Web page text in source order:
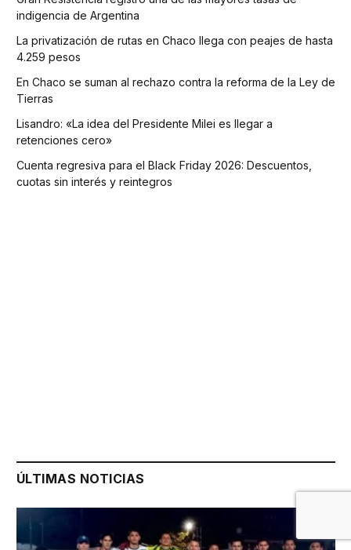
indigencia de Argentina
La privatización de rutas en Chaco llega con peajes de hasta
4.259 pesos
En Chaco se suman al rechazo contra la reforma de la Ley de
Tierras
Lisandro: «La idea del Presidente Milei es llegar a
retenciones cero»
Cuenta regresiva para el Black Friday 2026: Descuentos,
cuotas sin interés y reintegros
ÚLTIMAS NOTICIAS